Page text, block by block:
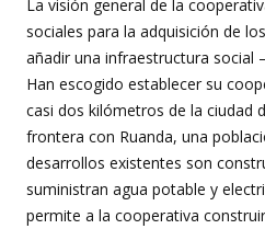
La visión general de la
sociales para la adquisición de
añadir una infraestructura social
Han escogido establecer su
casi dos kilómetros de la ciudad
frontera con Ruanda, una
desarrollos existentes son
suministran agua potable y
permite a la cooperativa